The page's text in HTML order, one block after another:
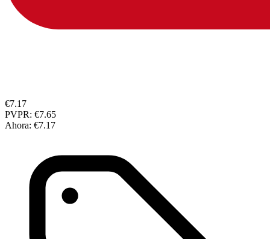
€7.17
PVPR: €7.65
Ahora: €7.17